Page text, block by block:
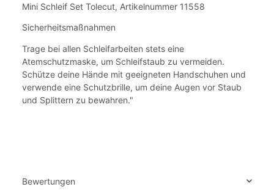
Mini Schleif Set Tolecut, Artikelnummer 11558
Sicherheitsmaßnahmen
Trage bei allen Schleifarbeiten stets eine
Atemschutzmaske, um Schleifstaub zu vermeiden.
Schütze deine Hände mit geeigneten Handschuhen und
verwende eine Schutzbrille, um deine Augen vor Staub
und Splittern zu bewahren."
Bewertungen